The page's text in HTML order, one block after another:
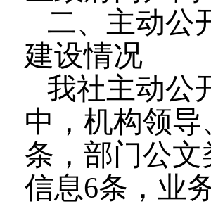
二、主动公
建设情况
我社主动公
中，机构领
条， 部门公文
信息6条， 业